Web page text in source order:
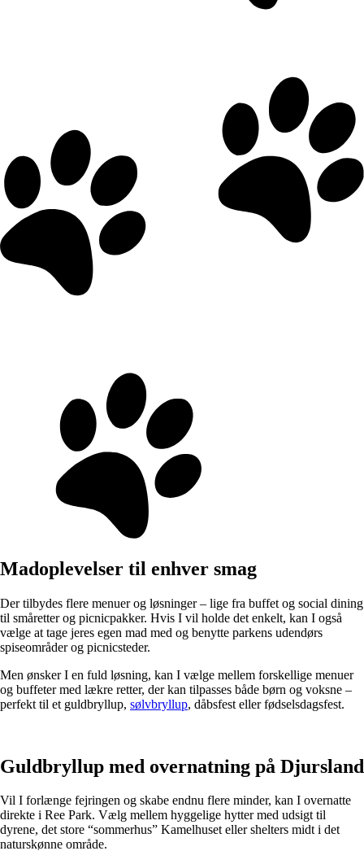
Madoplevelser til enhver smag
Der tilbydes flere menuer og løsninger – lige fra buffet og social dining
til småretter og picnicpakker. Hvis I vil holde det enkelt, kan I også
vælge at tage jeres egen mad med og benytte parkens udendørs
spiseområder og picnicsteder.
Men ønsker I en fuld løsning, kan I vælge mellem forskellige menuer
og buffeter med lækre retter, der kan tilpasses både børn og voksne –
perfekt til et guldbryllup, sølvbryllup, dåbsfest eller fødselsdagsfest.
Guldbryllup med overnatning på Djursland
Vil I forlænge fejringen og skabe endnu flere minder, kan I overnatte
direkte i Ree Park. Vælg mellem hyggelige hytter med udsigt til
dyrene, det store “sommerhus” Kamelhuset eller shelters midt i det
naturskønne område.